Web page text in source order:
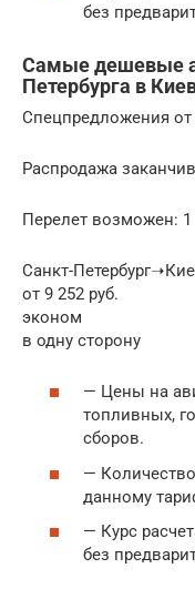
без
Самые дешевые
Петербурга в
Спецпредложения
Распродажа
Перелет возможен: 1
Санкт-
от 9 252 руб.
эконом
в одну сторону
— Цены на
топливных,
сборов.
—
данному
— Курс
без